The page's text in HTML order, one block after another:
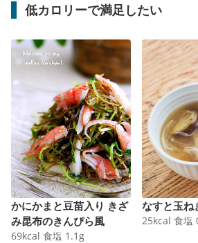
低カロリーで満足したい
かにかまと豆苗入り きざ
み昆布のきんぴら風
69kcal 食塩 1.1 g
なすと玉ね
25kcal 食塩